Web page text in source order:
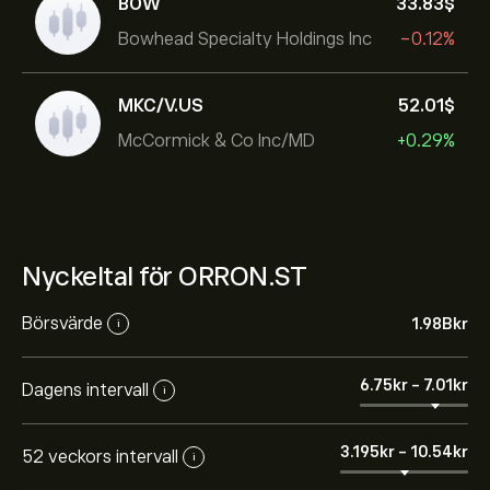
Bowhead Specialty Holdings Inc
-0.12%
MKC/V.US
McCormick & Co Inc/MD
52.01‎$‎
+0.29%
Nyckeltal för ORRON.ST
Börsvärde i 1.98B‎kr‎
Dagens intervall i 6.75‎kr‎ - 7.01‎kr‎
52 veckors intervall i 3.195‎kr‎ - 10.54‎kr‎